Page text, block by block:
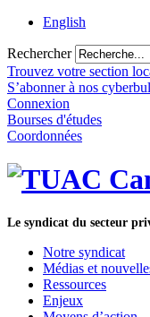
English
Rechercher
Trouvez votre section
S’abonner à nos
Connexion
Bourses d'études
Coordonnées
Le syndicat du secteur
Notre syndicat
Médias et
Ressources
Enjeux